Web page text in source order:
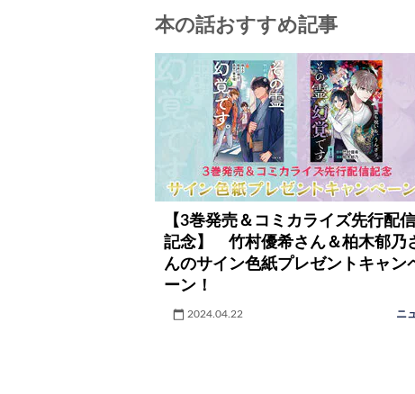
本の話おすすめ記事
【3巻発売＆コミカライズ先行配信
記念】 竹村優希さん＆柏木郁乃
んのサイン色紙プレゼントキャン
ーン！
2024.04.22 ニ